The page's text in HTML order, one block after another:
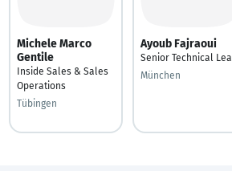
Michele Marco
Gentile
Inside Sales & Sales
Operations
Tübingen
Ayoub Fajraoui
Senior Technical
München